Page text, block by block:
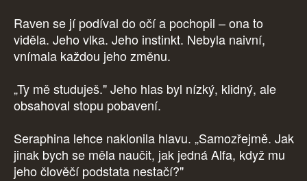
Raven se jí podíval do očí a pochopil – ona to
viděla. Jeho vlka. Jeho instinkt. Nebyla naivní,
vnímala každou jeho změnu.
„Ty mě studuješ." Jeho hlas byl nízký, klidný, ale
obsahoval stopu pobavení.
Seraphina lehce naklonila hlavu. „Samozřejmě. Jak
jinak bych se měla naučit, jak jedná Alfa, když mu
jeho člověčí podstata nestačí?"